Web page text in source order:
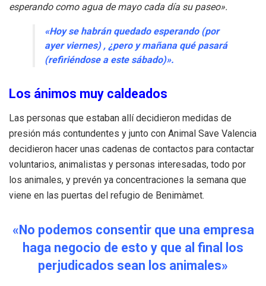
esperando como agua de mayo cada día su paseo».
«Hoy se habrán quedado esperando (por
ayer viernes) , ¿pero y mañana qué pasará
(refiriéndose a este sábado)».
Los ánimos muy caldeados
Las personas que estaban allí decidieron medidas de
presión más contundentes y junto con Animal Save Valencia
decidieron hacer unas cadenas de contactos para contactar
voluntarios, animalistas y personas interesadas, todo por
los animales, y prevén ya concentraciones la semana que
viene en las puertas del refugio de Benimàmet.
«No podemos consentir que una empresa
haga negocio de esto y que al final los
perjudicados sean los animales»